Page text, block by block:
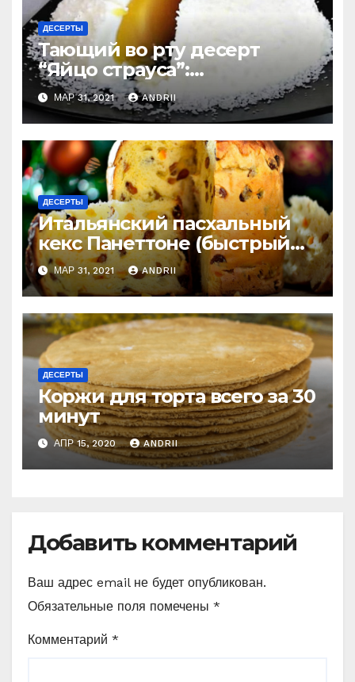
ДЕСЕРТЫ
Тающий во рту десерт
“Яйцо страуса”:
удивительно легко
приготовить
МАР 31, 2021 ANDRII
ДЕСЕРТЫ
Итальянский пасхальный
кекс Панеттоне (быстрый
рецепт). Готовлю
постоянно!
МАР 31, 2021 ANDRII
ДЕСЕРТЫ
Коржи для торта всего за 30
минут
АПР 15, 2020 ANDRII
Добавить комментарий
Ваш адрес email не будет опубликован.
Обязательные поля помечены *
Комментарий *